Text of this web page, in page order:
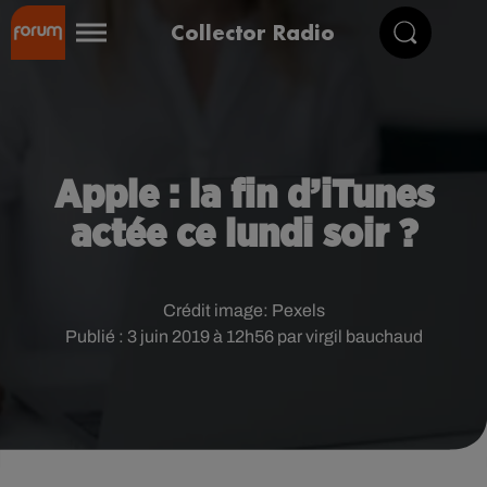
Collector Radio
Apple : la fin d’iTunes
actée ce lundi soir ?
Publié : 3 juin 2019 à 12h56 par virgil bauchaud
Crédit image: Pexels